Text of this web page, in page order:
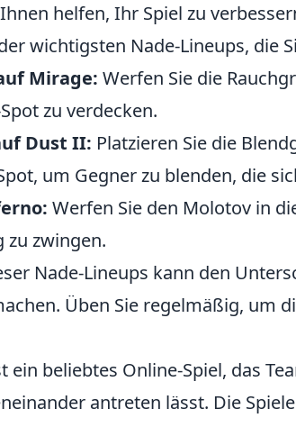
helfen, Ihr Spiel zu
wichtigsten Nade-Lineups, die
Mirage: Werfen Sie die
zu verdecken.
Dust II: Platzieren Sie die
um Gegner zu blenden, die
Werfen Sie den Molotov in
zu zwingen.
Nade-Lineups kann den
Üben Sie regelmäßig, um
ein beliebtes Online-Spiel, das
antreten lässt. Die